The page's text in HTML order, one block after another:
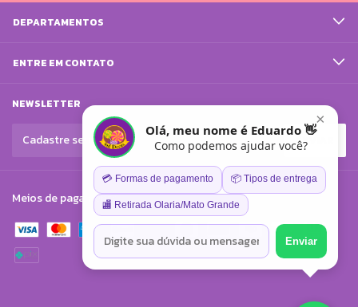
DEPARTAMENTOS
ENTRE EM CONTATO
NEWSLETTER
Meios de pagamento
×
Olá, meu nome é Eduardo 👋
Como podemos ajudar você?
💳 Formas de pagamento 📦 Tipos de entrega
🏬 Retirada Olaria/Mato Grande
Enviar